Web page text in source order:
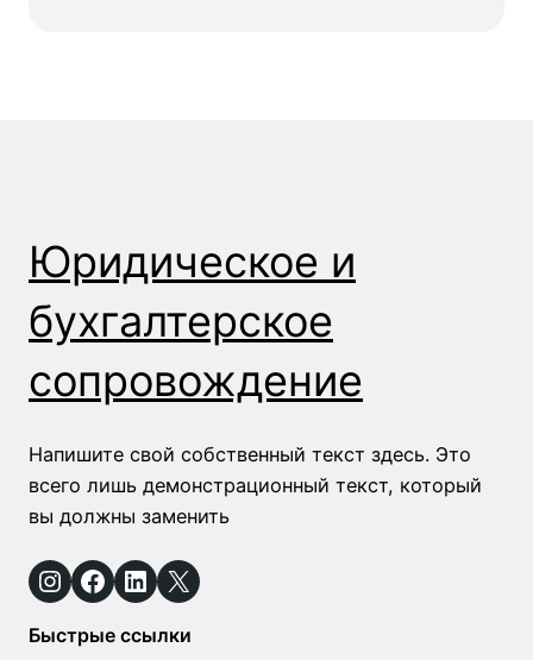
Юридическое и
бухгалтерское
сопровождение
Напишите свой собственный текст здесь. Это
всего лишь демонстрационный текст, который
вы должны заменить
Instagram Facebook LinkedIn X
Быстрые ссылки